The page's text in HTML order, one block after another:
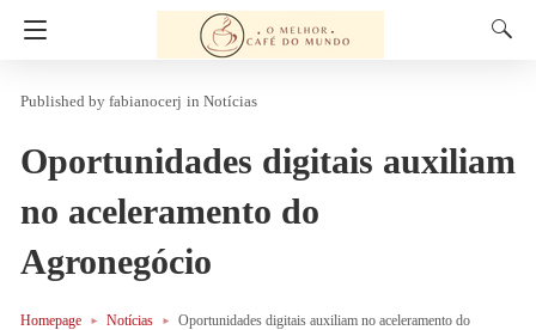
fabianocerj in Notícias
Oportunidades digitais auxiliam
no aceleramento do
Agronegócio
Homepage Notícias Oportunidades digitais auxiliam no aceleramento do